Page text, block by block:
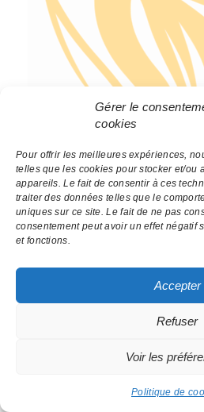
Gérer le
cookies
Pour offrir les meilleures expériences,
telles que les cookies pour stocker et/ou
appareils. Le fait de consentir à ces
traiter des données telles que le
uniques sur ce site. Le fait de ne pas
consentement peut avoir un effet négatif
et fonctions.
Accepter
Refuser
Voir les
Politique de
"Novembre une période
remonter le moral et passer
copines et avec Florie ! Quel
folie quotidienne. Outre le fait
avec Florie était juste